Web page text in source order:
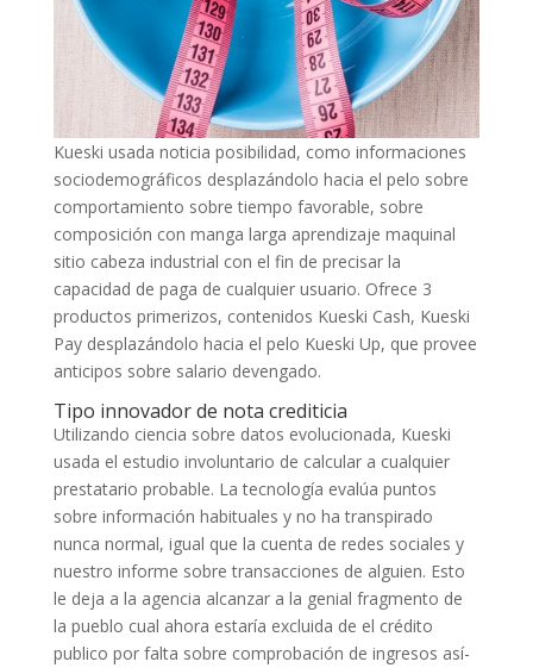
Kueski usada noticia posibilidad, como informaciones
sociodemográficos desplazándolo hacia el pelo sobre
comportamiento sobre tiempo favorable, sobre
composición con manga larga aprendizaje maquinal
sitio cabeza industrial con el fin de precisar la
capacidad de paga de cualquier usuario. Ofrece 3
productos primerizos, contenidos Kueski Cash, Kueski
Pay desplazándolo hacia el pelo Kueski Up, que provee
anticipos sobre salario devengado.
Tipo innovador de nota crediticia
Utilizando ciencia sobre datos evolucionada, Kueski
usada el estudio involuntario de calcular a cualquier
prestatario probable. La tecnología evalúa puntos
sobre información habituales y no ha transpirado
nunca normal, igual que la cuenta de redes sociales y
nuestro informe sobre transacciones de alguien. Esto
le deja a la agencia alcanzar a la genial fragmento de
la pueblo cual ahora estaría excluida de el crédito
publico por falta sobre comprobación de ingresos así­